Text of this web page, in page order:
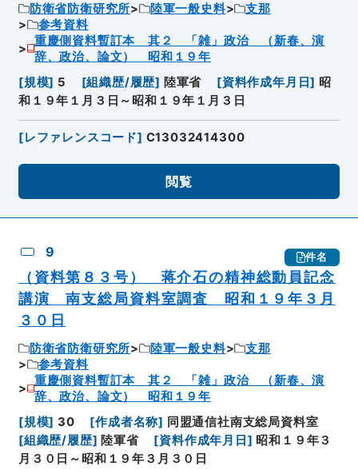
防衛省防衛研究所 陸軍一般史料
支那
参考資料
重慶側資料暫訂本 其２ 「雑」政治 （新春、演
辞、政治、論文） 昭和１９年
[規模] 5 [組織歴/履歴] 陸軍省 [資料作成年月日] 昭
和１９年１月３日～昭和１９年１月３日
[レファレンスコード] C13032414300
閲覧
9 件名
（資料第８３号） 蒋介石の精神総動員記念
講演 南支総局資料室調査 昭和１９年３月
３０日
防衛省防衛研究所 陸軍一般史料
支那
参考資料
重慶側資料暫訂本 其２ 「雑」政治 （新春、演
辞、政治、論文） 昭和１９年
[規模] 30 [作成者名称]
同盟通信社南支総局資料室
[組織歴/履歴] 陸軍省 [資料作成年月日 ] 昭和１９年３
月３０日～昭和１９年３月３０日